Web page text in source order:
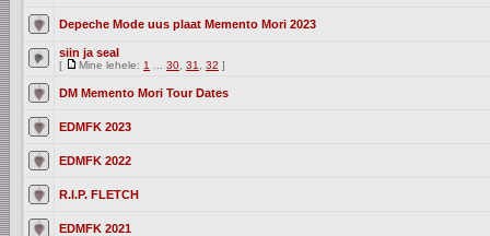
Depeche Mode uus plaat Memento Mori 2023
siin ja seal
[ Mine lehele: 1 30 31 32 ]
DM Memento Mori Tour Dates
EDMFK 2023
EDMFK 2022
R.I.P. FLETCH
EDMFK 2021